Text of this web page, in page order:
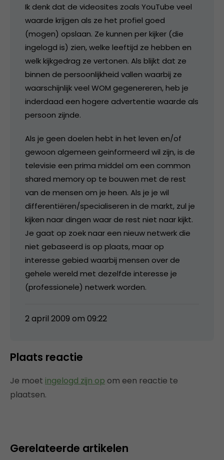
Ik denk dat de videosites zoals YouTube veel
waarde krijgen als ze het profiel goed
(mogen) opslaan. Ze kunnen per kijker (die
ingelogd is) zien, welke leeftijd ze hebben en
welk kijkgedrag ze vertonen. Als blijkt dat ze
binnen de persoonlijkheid vallen waarbij ze
waarschijnlijk veel WOM gegenereren, heb je
inderdaad een hogere advertentie waarde als
persoon zijnde.
Als je geen doelen hebt in het leven en/of
gewoon algemeen geinformeerd wil zijn, is de
televisie een prima middel om een common
shared memory op te bouwen met de rest
van de mensen om je heen. Als je je wil
differentiëren/specialiseren in de markt, zul je
kijken naar dingen waar de rest niet naar kijkt.
Je gaat op zoek naar een nieuw netwerk die
niet gebaseerd is op plaats, maar op
interesse gebied waarbij mensen over de
gehele wereld met dezelfde interesse je
(professionele) netwerk worden.
2 april 2009 om 09:22
Plaats reactie
Je moet ingelogd zijn op om een reactie te
plaatsen.
Gerelateerde artikelen